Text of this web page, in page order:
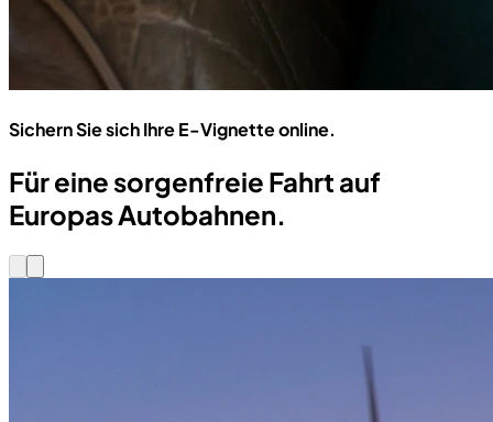
Sichern Sie sich Ihre E-Vignette online.
Für eine sorgenfreie Fahrt auf
Europas Autobahnen.